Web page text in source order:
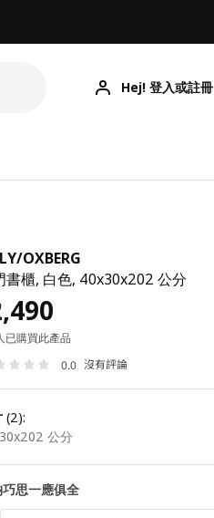
Hej! 登入或註冊
/OXBERG
書櫃, 白色, 40x30x202 公分
已購買此產品
0.0 沒有評論
(2):
公分
思一應俱全